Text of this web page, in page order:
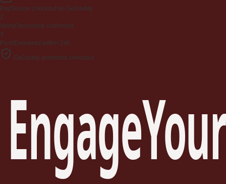
PaySecure checkout on GoDaddy
2
VerifyOwnership confirmed
3
Push Delivered within 24h
GoDaddy-protected checkout